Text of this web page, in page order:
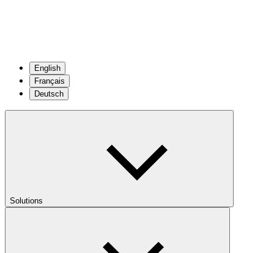
English
Français
Deutsch
Solutions